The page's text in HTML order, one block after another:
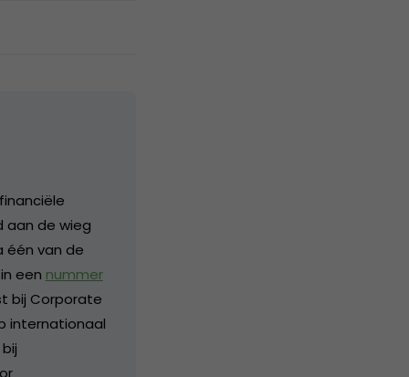
aan de wieg
één van de
een nummer
bij Corporate
internationaal